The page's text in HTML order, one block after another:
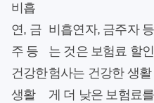
비흡
연, 금
주 등
건강한
생활
비흡연자, 금주자
는 것은 보험료 할
험사는 건강한 생
게 더 낮은 보험료